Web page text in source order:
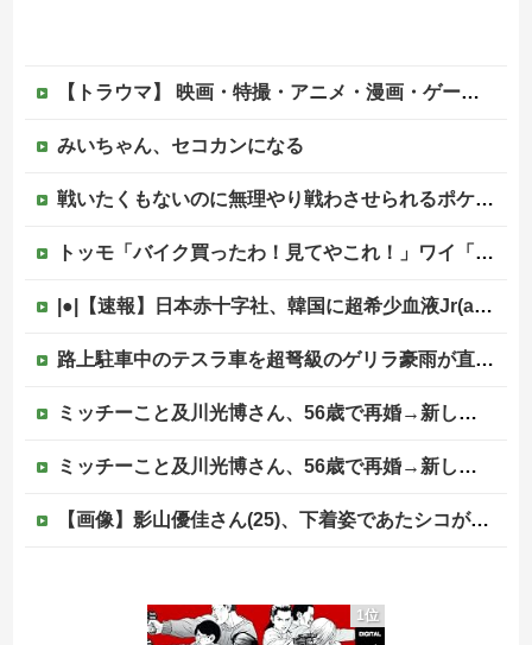
【トラウマ】 映画・特撮・アニメ・漫画・ゲームで「主人公がガチで敗北した回」と聞いて真っ先に思い浮かぶのは？
みいちゃん、セコカンになる
戦いたくもないのに無理やり戦わさせられるポケモンが可哀想
トッモ「バイク買ったわ！見てやこれ！」ワイ「これスクーターじゃん…」他
|●|【速報】日本赤十字社、韓国に超希少血液Jr(a-)を提供「韓国内では適合する血液を確保できなかった」※今回で4回目
路上駐車中のテスラ車を超弩級のゲリラ豪雨が直撃、水が溢れてどんどん浸かっていくのを……
ミッチーこと及川光博さん、56歳で再婚→新しい命まで授かるｗｗｗｗｗ
ミッチーこと及川光博さん、56歳で再婚→新しい命まで授かるｗｗｗｗｗ
【画像】影山優佳さん(25)、下着姿であたシコが止まらない
【朗報】日本のおじいちゃん・おばあちゃん、半数以上がSNSを使いこなしていたｗｗｗｗｗ
1位